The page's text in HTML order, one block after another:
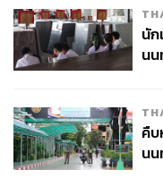
นัก
น
คืบ
น